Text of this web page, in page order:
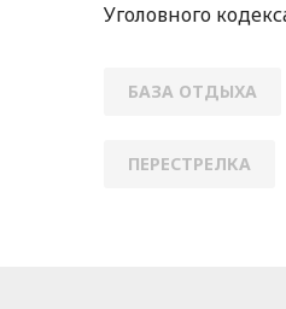
Уголовного
БАЗА ОТДЫХА
ПЕРЕСТРЕЛКА